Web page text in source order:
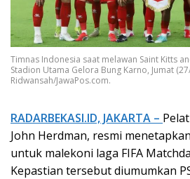
Timnas Indonesia saat melawan Saint Kitts
Stadion Utama Gelora Bung Karno, Jumat
Ridwansah/JawaPos.com.
RADARBEKASI.ID, JAKARTA –
John Herdman, resmi
untuk malekoni laga FIFA
Kepastian tersebut diumumkan